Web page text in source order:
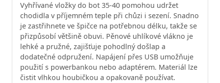
Vyhřívané vložky do bot 35-40 pomohou udržet
chodidla v příjemném teple při chůzi i sezení. Snadno
je zastřihnete ve špičce na potřebnou délku, takže se
přizpůsobí většině obuvi. Pěnové uhlíkové vlákno je
lehké a pružné, zajišťuje pohodlný došlap a
dodatečné odpružení. Napájení přes USB umožňuje
použití s powerbankou nebo adaptérem. Materiál lze
čistit vlhkou houbičkou a opakovaně používat.